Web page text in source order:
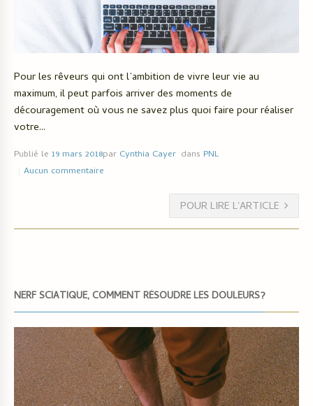
Pour les rêveurs qui ont l’ambition de vivre leur vie au
maximum, il peut parfois arriver des moments de
découragement où vous ne savez plus quoi faire pour réaliser
votre...
Publié le 19 mars 2018par Cynthia Cayer dans PNL
Aucun commentaire
POUR LIRE L'ARTICLE
NERF SCIATIQUE, COMMENT RÉSOUDRE LES DOULEURS?